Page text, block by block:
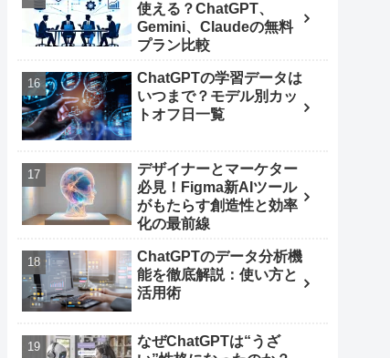
使える？ChatGPT、
Gemini、Claudeの無料
プラン比較
ChatGPTの学習データは
いつまで？モデル別カッ
トオフ日一覧
デザイナーとマーケター
必見！Figma新AIツール
がもたらす創造性と効率
化の最前線
ChatGPTのデータ分析機
能を徹底解説：使い方と
活用術
なぜChatGPTは“うざ